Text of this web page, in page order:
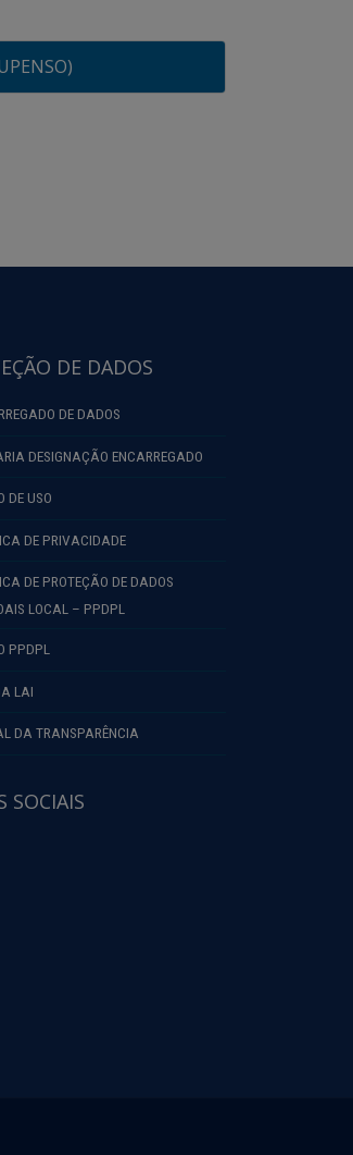
DE DADOS
DE DADOS
DESIGNAÇÃO ENCARREGADO
DE USO
DE PRIVACIDADE
DE PROTEÇÃO DE DADOS
LOCAL – PPDPL
PPDPL
LAI
DA TRANSPARÊNCIA
SOCIAIS